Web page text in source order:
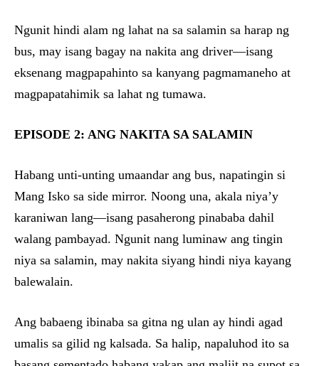
Ngunit hindi alam ng lahat na sa salamin sa harap ng
bus, may isang bagay na nakita ang driver—isang
eksenang magpapahinto sa kanyang pagmamaneho at
magpapatahimik sa lahat ng tumawa.
EPISODE 2: ANG NAKITA SA SALAMIN
Habang unti-unting umaandar ang bus, napatingin si
Mang Isko sa side mirror. Noong una, akala niya’y
karaniwan lang—isang pasaherong pinababa dahil
walang pambayad. Ngunit nang luminaw ang tingin
niya sa salamin, may nakita siyang hindi niya kayang
balewalain.
Ang babaeng ibinaba sa gitna ng ulan ay hindi agad
umalis sa gilid ng kalsada. Sa halip, napaluhod ito sa